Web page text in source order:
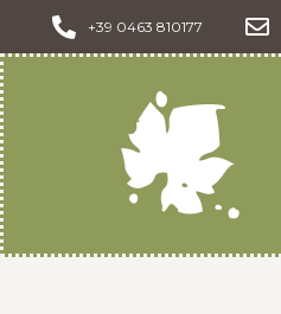
+39 0463 810177